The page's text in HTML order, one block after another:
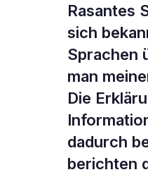
Rasantes
sich
Sprachen
man
Die
dadurch
berichten